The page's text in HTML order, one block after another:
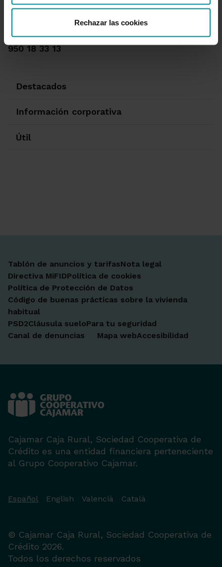
Rechazar las cookies
Quejas y reclamaciones
Oficinas y cajeros
Desbloqueo banca online
950 18 33 13
Destacados
Información corporativa
Útil
Tablón de anuncios y tarifasNota legal
Directiva MiFIDPolítica de cookies
Política de Protección de Datos
Código de buenas prácticas sobre la vivienda
habitual
PSD2Cláusula sueloPara tu seguridad
Canal de denuncias
Mapa webAccesibilidad
Cajamar Caja Rural, Sociedad Cooperativa de
Crédito es una entidad financiera perteneciente
al Grupo Cooperativo Cajamar.
Español English Valencià Català
© Cajamar Caja Rural, Sociedad Cooperativa de
Crédito 2026.
Todos los derechos reservados